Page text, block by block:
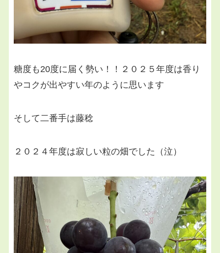
糖度も20度に届く勢い！！２０２５年度は香り
やコクが出やすい年のように思います
そして二番手は藤稔
２０２４年度は寂しい粒の畑でした（泣）